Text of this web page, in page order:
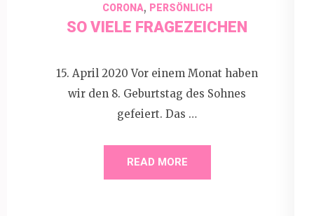
CORONA, PERSÖNLICH
SO VIELE FRAGEZEICHEN
15. April 2020 Vor einem Monat haben
wir den 8. Geburtstag des Sohnes
gefeiert. Das …
READ MORE